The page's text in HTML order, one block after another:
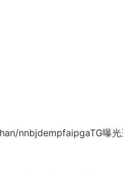
nnbjdempfaipgaTG曝光